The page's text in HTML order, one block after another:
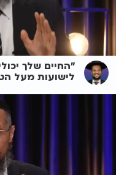
"החיים שלך
לישועות מעל